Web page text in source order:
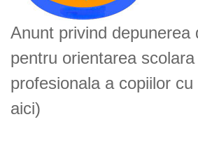
Anunt privind depunerea
pentru orientarea scolara
profesionala a copiilor
aici)